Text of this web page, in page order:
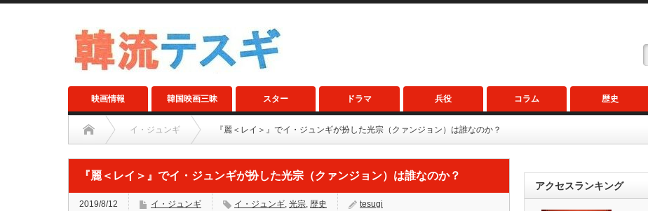
映画情報 韓国映画三昧 スター ドラマ 兵役 コラム 歴史
イ・ジュンギ 『麗＜レイ＞』でイ・ジュンギが扮した光宗（クァンジョン）は誰なのか？
『麗＜レイ＞』でイ・ジュンギが扮した光宗（クァンジョン）は誰なのか？
2019/8/12 イ・ジュンギ イ・ジュンギ, 光宗, 歴史 tesugi
アクセスランキング